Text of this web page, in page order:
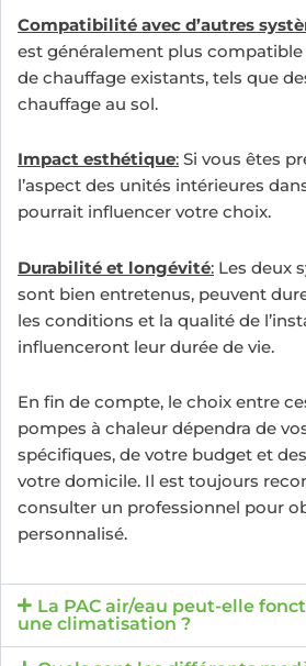
Compatibilité avec d’autres
est généralement plus compatible
de chauffage existants, tels que
chauffage au sol.
Impact esthétique: Si vous êtes
l’aspect des unités intérieures
pourrait influencer votre choix.
Durabilité et longévité: Les deux
sont bien entretenus, peuvent
les conditions et la qualité de
influenceront leur durée de vie.
En fin de compte, le choix entre
pompes à chaleur dépendra de
spécifiques, de votre budget et
votre domicile. Il est toujours
consulter un professionnel pour
personnalisé.
La PAC air/eau peut-elle
une climatisation ?